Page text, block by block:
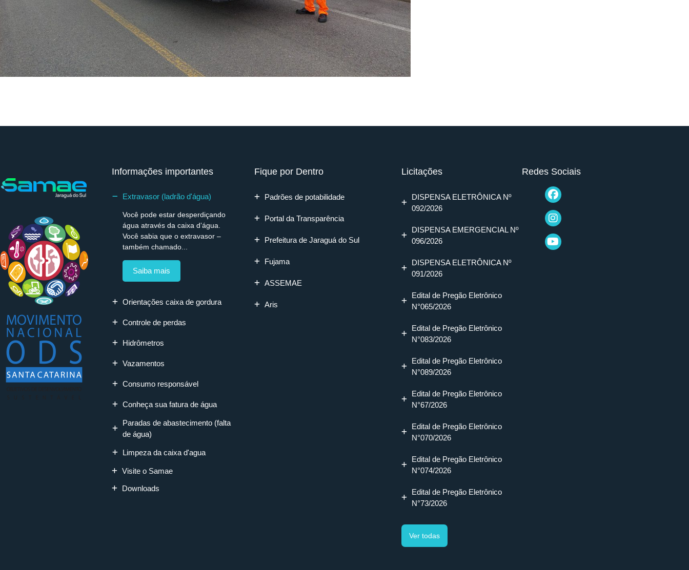
Informações importantes
Extravasor (ladrão d'água)
Você pode estar desperdiçando
água através da caixa d’água.
Você sabia que o extravasor –
também chamado...
Saiba mais
Orientações caixa de gordura
Controle de perdas
Hidrômetros
Vazamentos
Consumo responsável
Conheça sua fatura de água
Paradas de abastecimento (falta
de água)
Limpeza da caixa d'agua
Visite o Samae
Downloads
Fique por Dentro
Padrões de potabilidade
Portal da Transparência
Prefeitura de Jaraguá do Sul
Fujama
ASSEMAE
Aris
Licitações
DISPENSA ELETRÔNICA Nº
092/2026
DISPENSA EMERGENCIAL Nº
096/2026
DISPENSA ELETRÔNICA Nº
091/2026
Edital de Pregão Eletrônico
N°065/2026
Edital de Pregão Eletrônico
N°083/2026
Edital de Pregão Eletrônico
N°089/2026
Edital de Pregão Eletrônico
N°67/2026
Edital de Pregão Eletrônico
N°070/2026
Edital de Pregão Eletrônico
N°074/2026
Edital de Pregão Eletrônico
N°73/2026
Ver todas
Redes Sociais